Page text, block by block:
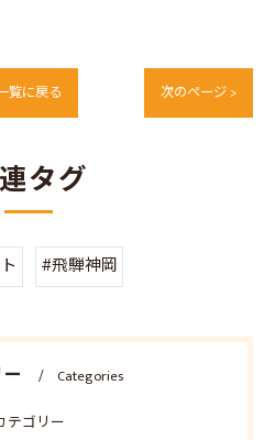
覧に戻る 次のページ >
タグ
#飛騨神岡
Categories
テゴリー